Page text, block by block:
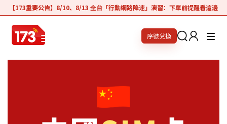
【173重要公告】8/10、8/13 全台「行動網路降速」演習：下單前提醒看這邊
序號兌換